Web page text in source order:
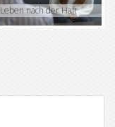
Leben nach der Haft